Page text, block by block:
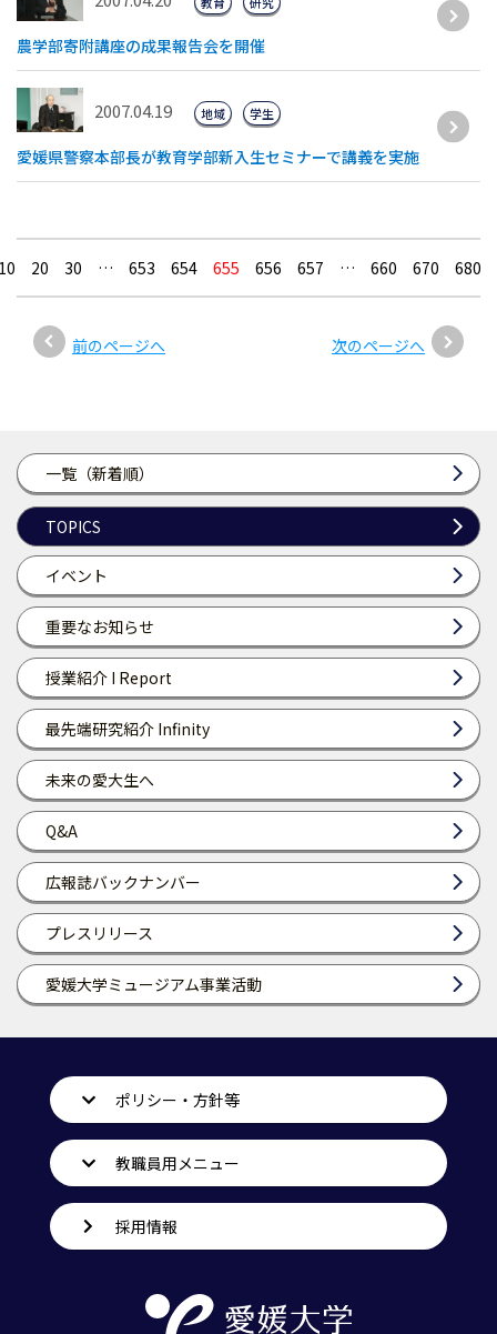
一覧（新着順）
TOPICS
イベント
重要なお知らせ
授業紹介 I Report
最先端研究紹介 Infinity
未来の愛大生へ
Q&A
広報誌バックナンバー
プレスリリース
愛媛大学ミュージアム事業活動
農学部寄附講座の成果報告会を開催
2007.04.19
愛媛県警察本部長が教育学部新入生セミナーで講義を実施
地域 学生
前のページへ
20 30 … 653 654 655 656 657 … 660 670 680
次のページへ
ポリシー・方針等
教職員用メニュー
採用情報